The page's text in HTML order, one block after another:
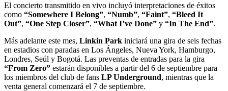
El concierto transmitido en vivo incluyó interpretaciones de éxitos
como “Somewhere I Belong”, “Numb”, “Faint”, “Bleed It
Out”, “One Step Closer”, “What I’ve Done” y “In The End”.
Más adelante este mes, Linkin Park iniciará una gira de seis fechas
en estadios con paradas en Los Ángeles, Nueva York, Hamburgo,
Londres, Seúl y Bogotá. Las preventas de entradas para la gira
“From Zero” estarán disponibles a partir del 6 de septiembre para
los miembros del club de fans LP Underground, mientras que la
venta general comenzará el 7 de septiembre.